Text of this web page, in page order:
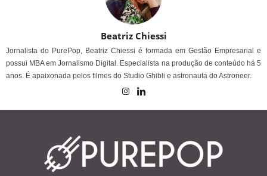
Beatriz Chiessi
Jornalista do PurePop, Beatriz Chiessi é formada em Gestão Empresarial e
possui MBA em Jornalismo Digital. Especialista na produção de conteúdo há 5
anos. É apaixonada pelos filmes do Studio Ghibli e astronauta do Astroneer.